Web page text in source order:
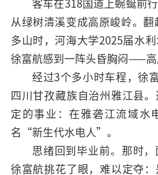
客车在318国道上蜿蜒前
从绿树清溪变成高原峻岭。
多山时，河海大学2025届水
徐富航感到一阵头昏胸闷——高
经过3个多小时车程，徐
四川甘孜藏族自治州雅江县
定的事业：在雅砻江流域水
名“新生代水电人”。
思绪回到毕业前。那时，
徐富航挑花了眼，难以定夺